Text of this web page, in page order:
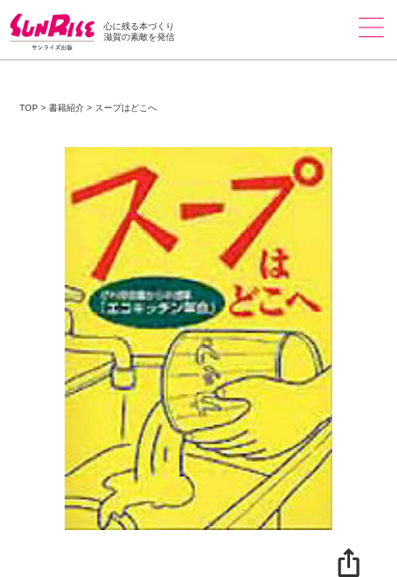
心に残る本づくり
滋賀の素敵を発信
TOP >書籍紹介 > スープはどこへ